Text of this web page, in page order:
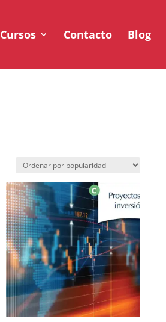
Cursos Contacto Blog